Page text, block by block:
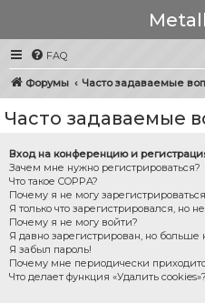
FAQ
Форумы Часто задаваемые
Часто задаваемые
Вход на конференцию и
Зачем мне нужно регистрироваться?
Что такое COPPA?
Почему я не могу
Я только что зарегистрировался, но
Почему я не могу войти?
Я давно зарегистрирован, но больше
Я забыл пароль!
Почему мне периодически
Что делает функция «Удалить cookies»?